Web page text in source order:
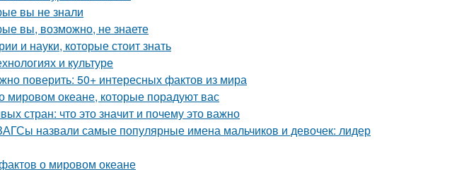
вы не знали
вы, возможно, не знаете
и науки, которые стоит знать
и культуре
поверить: 50+ интересных фактов из мира
мировом океане, которые порадуют вас
стран: что это значит и почему это важно
назвали самые популярные имена мальчиков и девочек: лидер
о мировом океане